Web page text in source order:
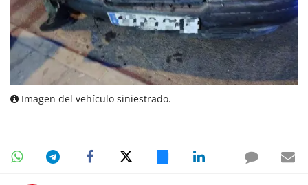
Imagen del vehículo siniestrado.